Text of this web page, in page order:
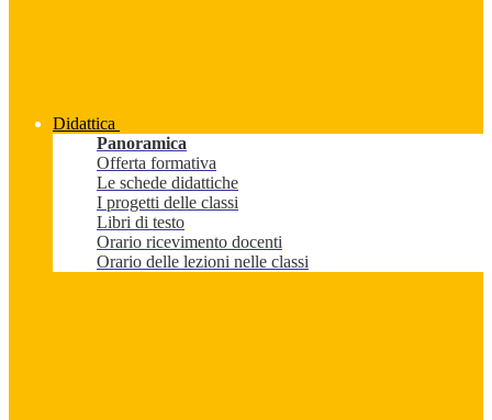
Didattica
Panoramica
Offerta formativa
Le schede didattiche
I progetti delle classi
Libri di testo
Orario ricevimento docenti
Orario delle lezioni nelle classi